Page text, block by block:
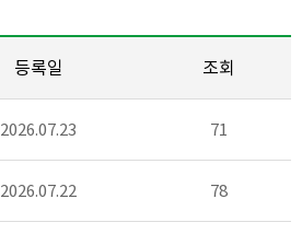
등록일 조회
2026.07.23 71
2026.07.22 78